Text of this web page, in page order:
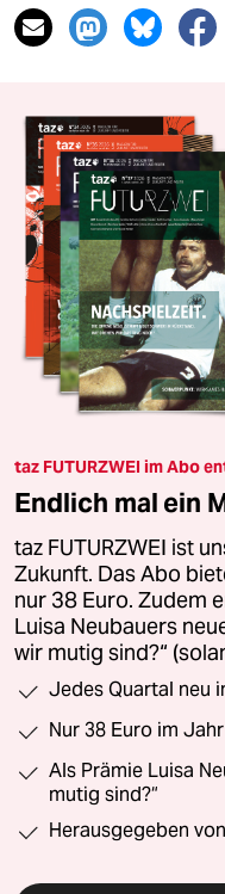
taz FUTURZWEI im Abo
Endlich mal ein
taz FUTURZWEI ist
Zukunft. Das Abo
nur 38 Euro. Zudem
Luisa Neubauers
wir mutig sind?“
Jedes Quartal neu
Nur 38 Euro im Jahr
Als Prämie Luisa
mutig sind?“
Herausgegeben